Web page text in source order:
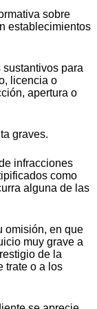
sobre
establecimientos
para
licencia o
apertura o
graves.
infracciones
como
alguna de las
omisión, en que
muy grave a
de la
trate o a los